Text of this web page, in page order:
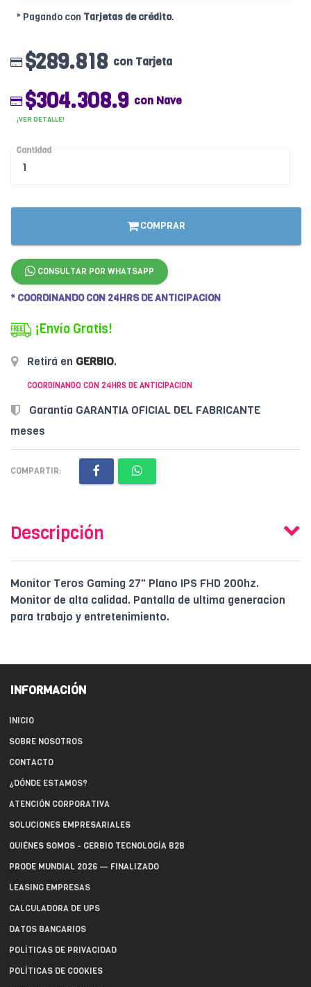
* Pagando con Tarjetas de crédito.
$289.818 con Tarjeta
$304.308.9 con Nave
¡VER DETALLE!
Cantidad
COMPRAR
CONSULTAR POR WHATSAPP
* COORDINANDO CON 24HRS DE ANTICIPACION
¡Envío Gratis!
Retirá en GERBIO.
COORDINANDO CON 24HRS DE ANTICIPACION
Garantía GARANTIA OFICIAL DEL FABRICANTE
meses
COMPARTIR:
Descripción
Monitor Teros Gaming 27" Plano IPS FHD 200hz.
Monitor de alta calidad. Pantalla de ultima generacion
para trabajo y entretenimiento.
INFORMACIÓN
INICIO
SOBRE NOSOTROS
CONTACTO
¿DÓNDE ESTAMOS?
ATENCIÓN CORPORATIVA
SOLUCIONES EMPRESARIALES
QUIÉNES SOMOS - GERBIO TECNOLOGÍA B2B
PRODE MUNDIAL 2026 — FINALIZADO
LEASING EMPRESAS
CALCULADORA DE UPS
DATOS BANCARIOS
POLÍTICAS DE PRIVACIDAD
POLÍTICAS DE COOKIES